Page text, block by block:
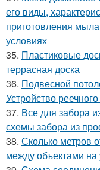
его виды,
приготовления
условиях
35. Пластиковые
террасная доска
36. Подвесной
Устройство
37. Все для забора
схемы забора из
38. Сколько метров
между объектами на